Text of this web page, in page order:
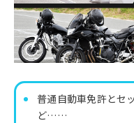
普通自動車免許とセ
ど……